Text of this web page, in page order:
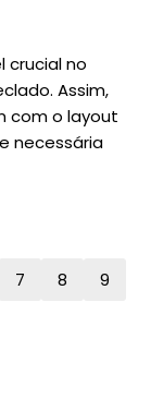
crucial no
Assim,
com o layout
necessária
7 8
9